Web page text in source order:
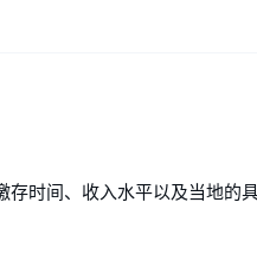
时间、收入水平以及当地的